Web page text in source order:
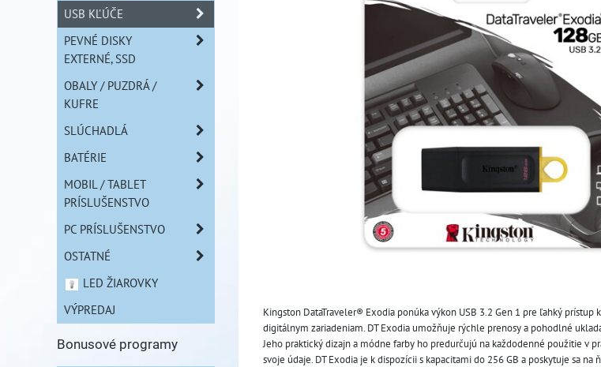
Kingston DataTraveler® Exodia ponúka výkon USB 3.2 Gen 1 pre ľahký
digitálnym zariadeniam. DT Exodia umožňuje rýchle prenosy a pohodlné
Jeho praktický dizajn a módne farby ho predurčujú na každodenné použitie v
svoje údaje. DT Exodia je k dispozícii s kapacitami do 256 GB a poskytuje sa
USB KĽÚČE
PEVNÉ DISKY
EXTERNÉ, SSD
OBALY / PUZDRÁ /
KUFRE
SLÚCHADLÁ
BATÉRIE
MOBIL / TABLET
PRÍSLUŠENSTVO
PC PRÍSLUŠENSTVO
OSTATNÉ
LED ŽIAROVKY
VÝPREDAJ
Bonusové programy